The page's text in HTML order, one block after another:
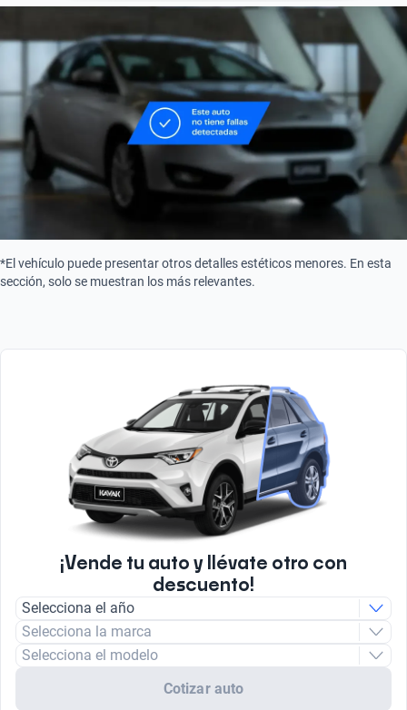
Start/Stop
Gasolina
Combustible
Turbo
*El vehículo puede presentar otros detalles estéticos menores. En esta
sección, solo se muestran los más relevantes.
¡Vende tu auto y llévate otro con
descuento!
Selecciona el año
Selecciona la marca
Selecciona el modelo
Cotizar auto